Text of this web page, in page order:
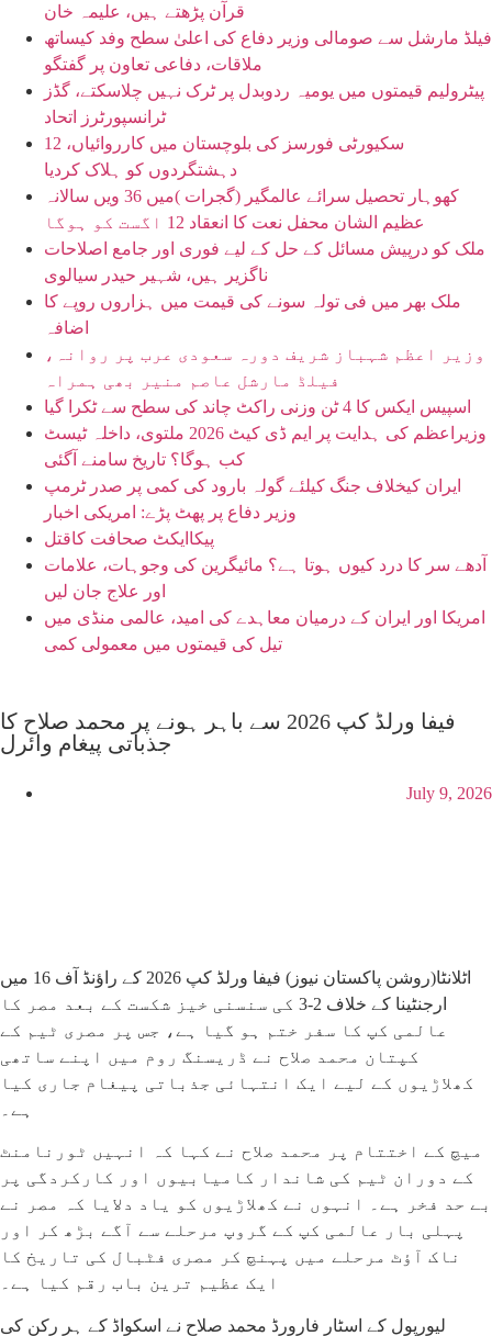
قرآن پڑھتے ہیں، علیمہ خان
فیلڈ مارشل سے صومالی وزیر دفاع کی اعلیٰ سطح وفد کیساتھ
ملاقات، دفاعی تعاون پر گفتگو
پیٹرولیم قیمتوں میں یومیہ ردوبدل پر ٹرک نہیں چلاسکتے، گڈز
ٹرانسپورٹرز اتحاد
سکیورٹی فورسز کی بلوچستان میں کارروائیاں، 12
دہشتگردوں کو ہلاک کردیا
کھوہار تحصیل سرائے عالمگیر (گجرات )میں 36 ویں سالانہ
عظیم الشان محفل نعت کا انعقاد 12 اگست کو ہوگا
ملک کو درپیش مسائل کے حل کے لیے فوری اور جامع اصلاحات
ناگزیر ہیں، شہیر حیدر سیالوی
ملک بھر میں فی تولہ سونے کی قیمت میں ہزاروں روپے کا
اضافہ
وزیر اعظم شہباز شریف دورہ سعودی عرب پر روانہ،
فیلڈ مارشل عاصم منیر بھی ہمراہ
اسپیس ایکس کا 4 ٹن وزنی راکٹ چاند کی سطح سے ٹکرا گیا
وزیراعظم کی ہدایت پر ایم ڈی کیٹ 2026 ملتوی، داخلہ ٹیسٹ
کب ہوگا؟ تاریخ سامنے آگئی
ایران کیخلاف جنگ کیلئے گولہ بارود کی کمی پر صدر ٹرمپ
وزیر دفاع پر پھٹ پڑے: امریکی اخبار
پیکاایکٹ صحافت کاقتل
آدھے سر کا درد کیوں ہوتا ہے؟ مائیگرین کی وجوہات، علامات
اور علاج جان لیں
امریکا اور ایران کے درمیان معاہدے کی امید، عالمی منڈی میں
تیل کی قیمتوں میں معمولی کمی
فیفا ورلڈ کپ 2026 سے باہر ہونے پر محمد صلاح کا
جذباتی پیغام وائرل
July 9, 2026
اٹلانٹا(روشن پاکستان نیوز) فیفا ورلڈ کپ 2026 کے راؤنڈ آف 16 میں
ارجنٹینا کے خلاف 2-3 کی سنسنی خیز شکست کے بعد مصر کا
عالمی کپ کا سفر ختم ہو گیا ہے، جس پر مصری ٹیم کے
کپتان محمد صلاح نے ڈریسنگ روم میں اپنے ساتھی
کھلاڑیوں کے لیے ایک انتہائی جذباتی پیغام جاری کیا
ہے۔
میچ کے اختتام پر محمد صلاح نے کہا کہ انہیں ٹورنامنٹ
کے دوران ٹیم کی شاندار کامیابیوں اور کارکردگی پر
بے حد فخر ہے۔ انہوں نے کھلاڑیوں کو یاد دلایا کہ مصر نے
پہلی بار عالمی کپ کے گروپ مرحلے سے آگے بڑھ کر اور
ناک آؤٹ مرحلے میں پہنچ کر مصری فٹبال کی تاریخ کا
ایک عظیم ترین باب رقم کیا ہے۔
لیورپول کے اسٹار فارورڈ محمد صلاح نے اسکواڈ کے ہر رکن کی